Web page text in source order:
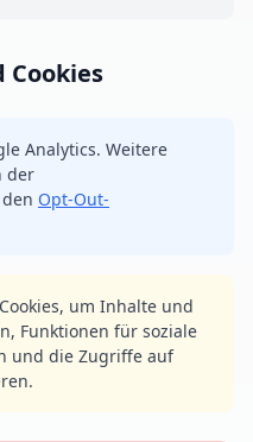
Cookies
Analytics. Weitere
der
Opt-Out-
um Inhalte und
Funktionen für soziale
und die Zugriffe auf